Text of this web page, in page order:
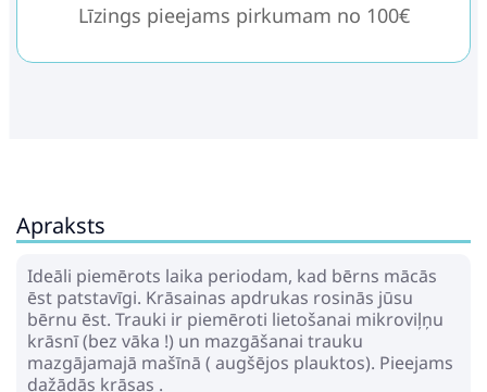
Līzings pieejams pirkumam no 100€
Apraksts
Ideāli piemērots laika periodam, kad bērns mācās
ēst patstavīgi. Krāsainas apdrukas rosinās jūsu
bērnu ēst. Trauki ir piemēroti lietošanai mikroviļņu
krāsnī (bez vāka !) un mazgāšanai trauku
mazgājamajā mašīnā ( augšējos plauktos). Pieejams
dažādās krāsas .